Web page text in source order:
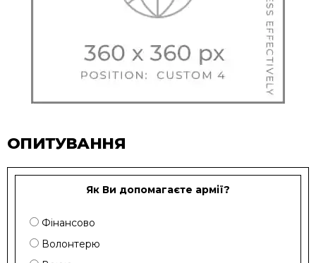
ОПИТУВАННЯ
Як Ви допомагаєте армії?
Фінансово
Волонтерю